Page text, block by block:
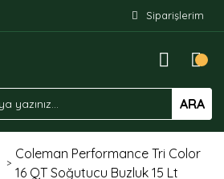
Siparişlerim
ARA
Coleman Performance Tri Color
16 QT Soğutucu Buzluk 15 Lt